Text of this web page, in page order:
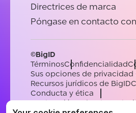
Directrices de marca
Póngase en contacto con
©BigID
TérminosConfidencialidad
Sus opciones de privacidad
Recursos jurídicos de BigID
Conducta y ética
Declaración sobre la